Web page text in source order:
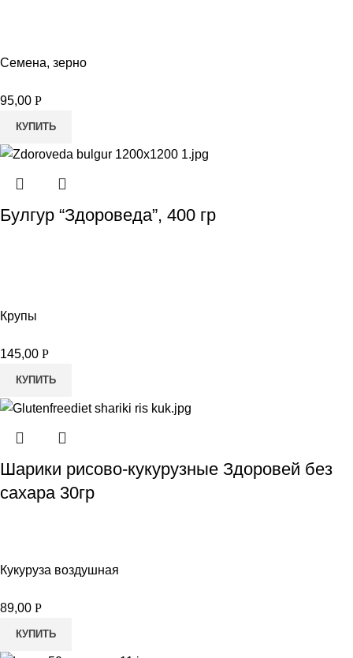
Семена, зерно
95,00 Р
КУПИТЬ
Булгур “Здороведа”, 400 гр
Крупы
145,00 Р
КУПИТЬ
Шарики рисово-кукурузные Здоровей без
сахара 30гр
Кукуруза воздушная
89,00 Р
КУПИТЬ